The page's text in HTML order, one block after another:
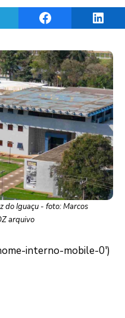
on TelegramShare on Facebook
do Iguaçu - foto: Marcos
arquivo